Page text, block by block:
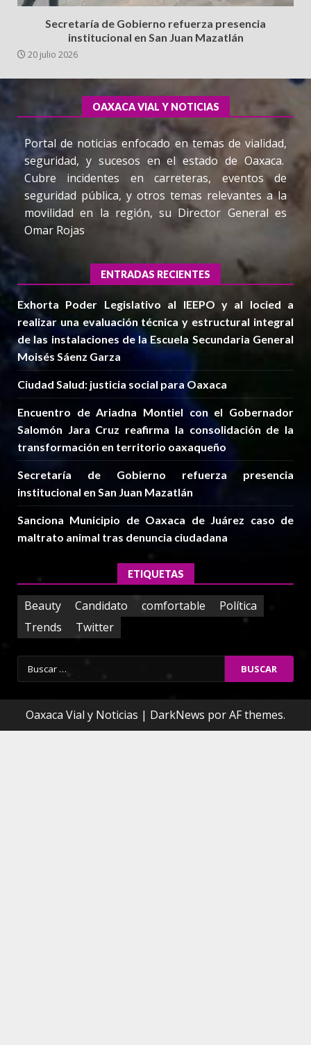
Secretaría de Gobierno refuerza presencia
institucional en San Juan Mazatlán
20 julio 2026
OAXACA VIAL Y NOTICIAS
Portal de noticias enfocado en temas de vialidad,
seguridad, y sucesos en el estado de Oaxaca.
Cubre incidentes en carreteras, eventos de
seguridad pública, y otros temas relevantes a la
movilidad en la región, su Director General es
Omar Rojas
ENTRADAS RECIENTES
Exhorta Poder Legislativo al IEEPO y al Iocied a
realizar una evaluación técnica y estructural integral
de las instalaciones de la Escuela Secundaria General
Moisés Sáenz Garza
Ciudad Salud: justicia social para Oaxaca
Encuentro de Ariadna Montiel con el Gobernador
Salomón Jara Cruz reafirma la consolidación de la
transformación en territorio oaxaqueño
Secretaría de Gobierno refuerza presencia
institucional en San Juan Mazatlán
Sanciona Municipio de Oaxaca de Juárez caso de
maltrato animal tras denuncia ciudadana
ETIQUETAS
Beauty Candidato comfortable
Política
Trends
Twitter
Buscar:
Oaxaca Vial y Noticias | DarkNews por AF themes.